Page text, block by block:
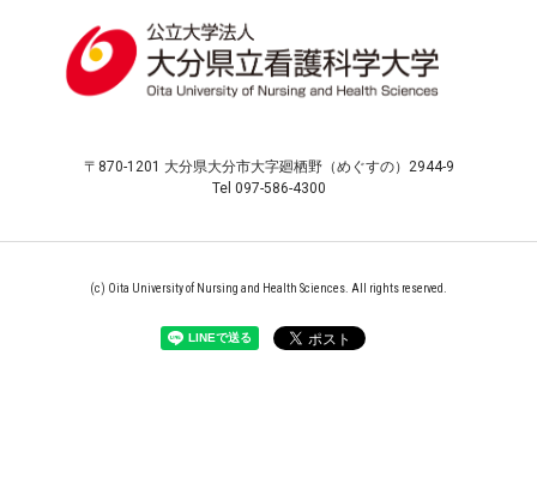
〒870-1201 大分県大分市大字廻栖野（めぐすの）2944-9
Tel 097-586-4300
(c) Oita University of Nursing and Health Sciences. All rights reserved.